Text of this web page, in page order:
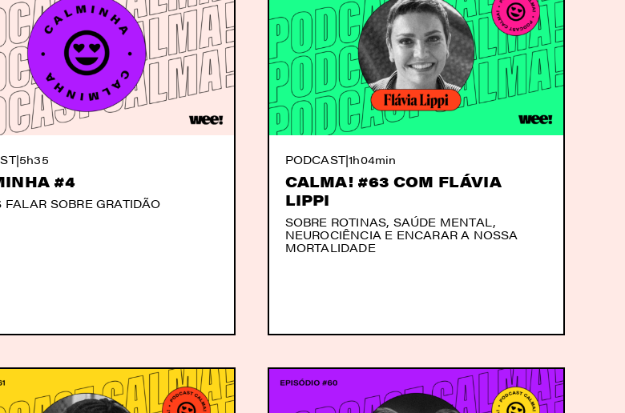
|5h35
#4
FALAR SOBRE GRATIDÃO
PODCAST|1h04min
CALMA! #63 COM FLÁVIA
LIPPI
SOBRE ROTINAS, SAÚDE MENTAL,
NEUROCIÊNCIA E ENCARAR A NOSSA
MORTALIDADE